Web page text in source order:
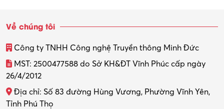
Thiết kế nội thất
Thợ máy – Ô tô – Xe máy
Về chúng tôi
Công ty TNHH Công nghệ Truyền thông Minh Đức
MST: 2500477588 do Sở KH&ĐT Vĩnh Phúc cấp ngày
26/4/2012
Địa chỉ: Số 83 đường Hùng Vương, Phường Vĩnh Yên,
Tỉnh Phú Thọ